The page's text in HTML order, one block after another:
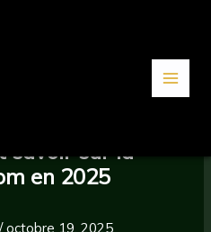
savoir sur la
en 2025
/octobre 19, 2025